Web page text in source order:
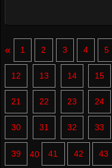
« 1 2 3 4 5
12 13 14 15
21 22 23 24
30 31 32 33
39 40 41 42 43